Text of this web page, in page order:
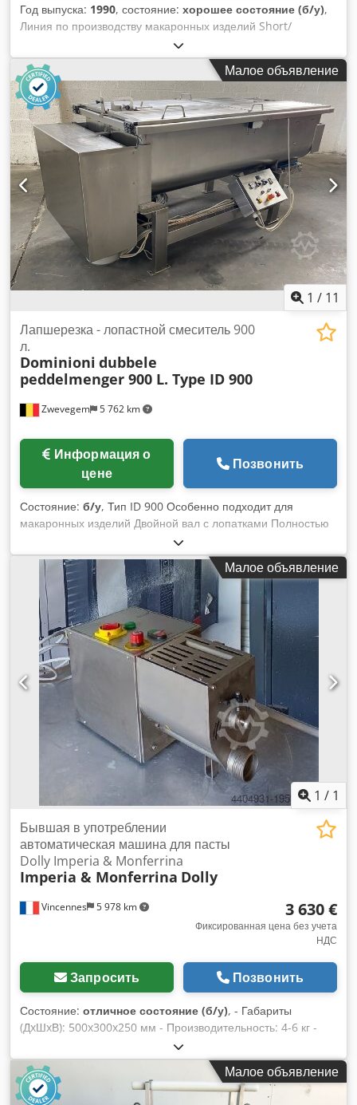
Год выпуска: 1990, состояние: хорошее состояние (б/у),
Линия по производству макаронных изделий Short/
Noodles: - производительность 400 кг/ч - Подающий
конвейер - миксер - дозатор, вода/мука, горизонтальный -
шнековый конвейер - пресс - Вибропитатель,
реконструирован в 2010 г. - Первая сушилка,
восстановлена в 2010 году - Вторая сушилка - Две
сушильные полосы Cedeh Dxgaopfx Adzsrf - Две ленты для
сушки макаронных изделий - Металлодетектор -
Автоматическая упаковочная машина
Малое объявление
1 / 11
Zwevegem 5 762 km
Лапшерезка - лопастной смеситель 900
л.
Dominioni dubbele
peddelmenger 900 L. Type ID 900
цене
Позвонить
Состояние: б/у, Тип ID 900 Особенно подходит для
макаронных изделий Двойной вал с лопатками Полностью
из нержавеющей стали Бесступенчатая регулировка
скорости Csdoy H Db Espfx Adzsrf 2 двигателя: 2 x 4 кВт
Защитная крышка Габариты (Д x Ш x В): примерно 2.550 x
1.000 x 1.300 мм
Малое объявление
1 / 1
Vincennes 5 978 km
Бывшая в употреблении
автоматическая машина для пасты
Dolly Imperia & Monferrina
Imperia & Monferrina Dolly
3 630 €
Фиксированная цена без учета
НДС
Запросить Позвонить
Состояние: отличное состояние (б/у), - Габариты
(ДxШxВ): 500x300x250 мм - Производительность: 4-6 кг -
Серийный номер: L17000531 Iiedjwyc Ukscu T Rxiei - Год
выпуска: 2017 - Напряжение: 400В Cjdpswyc Ukjfx Adzjrf -
Мощность: 0,65 кВт - Вес: 27 кг - Состояние: Новое, не
использовалось Объявление переведено автоматически.
Малое объявление